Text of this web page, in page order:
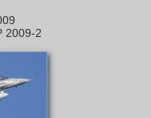
2009-2